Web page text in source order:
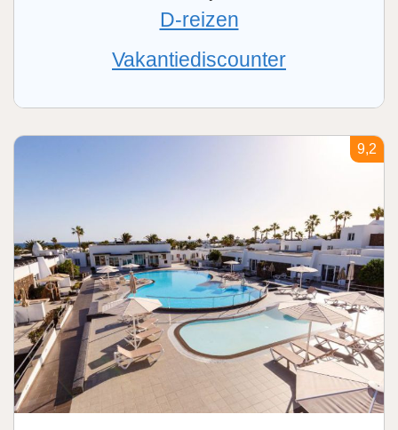
D-reizen
Vakantiediscounter
9,2